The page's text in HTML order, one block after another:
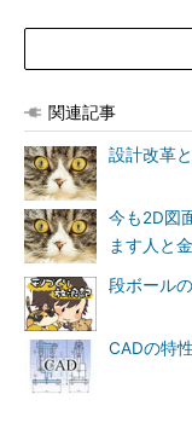
関連記事
設計改革
今も2D図
ます人と
段ボール
CADの特